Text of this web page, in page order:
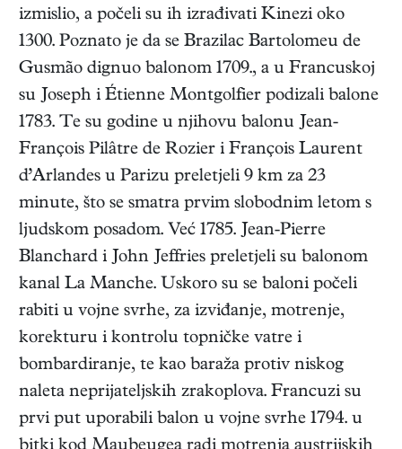
izmislio, a počeli su ih izrađivati Kinezi oko
1300. Poznato je da se Brazilac Bartolomeu de
Gusmão dignuo balonom 1709., a u Francuskoj
su Joseph i Étienne Montgolfier podizali balone
1783. Te su godine u njihovu balonu Jean-
François Pilâtre de Rozier i François Laurent
d’Arlandes u Parizu preletjeli 9 km za 23
minute, što se smatra prvim slobodnim letom s
ljudskom posadom. Već 1785. Jean-Pierre
Blanchard i John Jeffries preletjeli su balonom
kanal La Manche. Uskoro su se baloni počeli
rabiti u vojne svrhe, za izviđanje, motrenje,
korekturu i kontrolu topničke vatre i
bombardiranje, te kao baraža protiv niskog
naleta neprijateljskih zrakoplova. Francuzi su
prvi put uporabili balon u vojne svrhe 1794. u